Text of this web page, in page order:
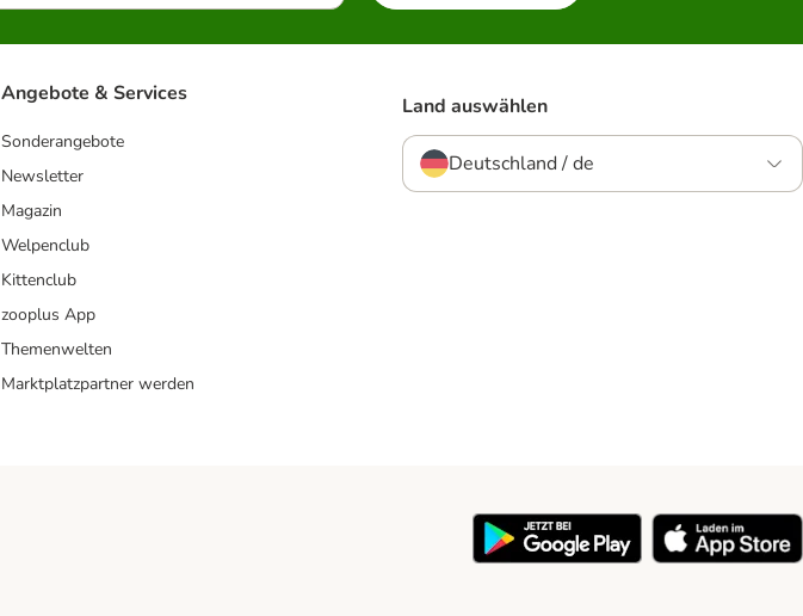
Angebote & Services
Sonderangebote
Newsletter
Magazin
Welpenclub
Kittenclub
zooplus App
Themenwelten
Marktplatzpartner werden
Land auswählen
Deutschland / de